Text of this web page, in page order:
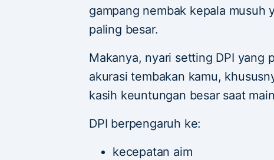
gampang nembak kepala musuh
paling besar.
Makanya, nyari setting DPI yang
akurasi tembakan kamu,
kasih keuntungan besar saat
DPI berpengaruh ke:
kecepatan aim